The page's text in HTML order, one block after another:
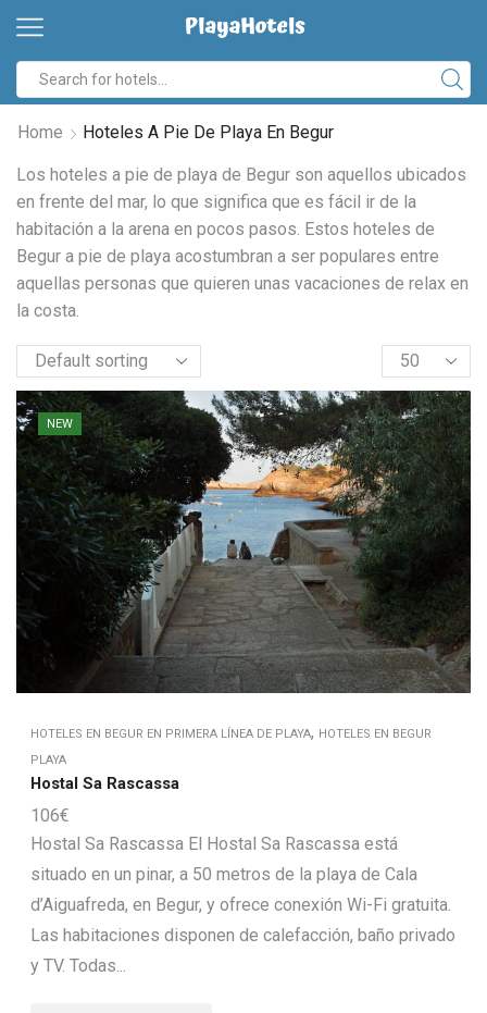
Home Hoteles A Pie De Playa En Begur
Los hoteles a pie de playa de Begur son aquellos ubicados
en frente del mar, lo que significa que es fácil ir de la
habitación a la arena en pocos pasos. Estos hoteles de
Begur a pie de playa acostumbran a ser populares entre
aquellas personas que quieren unas vacaciones de relax en
la costa.
NEW
HOTELES EN BEGUR EN PRIMERA LÍNEA DE PLAYA, HOTELES EN BEGUR
PLAYA
Hostal Sa Rascassa
106€
Hostal Sa Rascassa El Hostal Sa Rascassa está
situado en un pinar, a 50 metros de la playa de Cala
d’Aiguafreda, en Begur, y ofrece conexión Wi-Fi gratuita.
Las habitaciones disponen de calefacción, baño privado
y TV. Todas...